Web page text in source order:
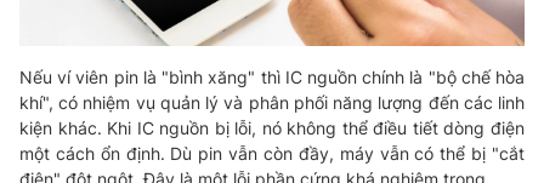
Nếu ví viên pin là "bình xăng" thì IC nguồn chính là "bộ chế hòa
khí", có nhiệm vụ quản lý và phân phối năng lượng đến các linh
kiện khác. Khi IC nguồn bị lỗi, nó không thể điều tiết dòng điện
một cách ổn định. Dù pin vẫn còn đầy, máy vẫn có thể bị "cắt
điện" đột ngột. Đây là một lỗi phần cứng khá nghiêm trọng.